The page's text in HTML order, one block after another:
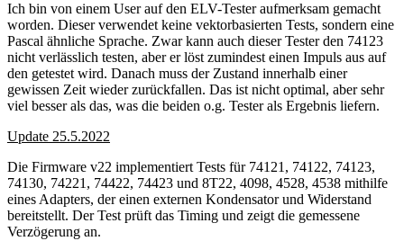
Ich bin von einem User auf den ELV-Tester aufmerksam gemacht
worden. Dieser verwendet keine vektorbasierten Tests, sondern eine
Pascal ähnliche Sprache. Zwar kann auch dieser Tester den 74123
nicht verlässlich testen, aber er löst zumindest einen Impuls aus auf
den getestet wird. Danach muss der Zustand innerhalb einer
gewissen Zeit wieder zurückfallen. Das ist nicht optimal, aber sehr
viel besser als das, was die beiden o.g. Tester als Ergebnis liefern.
Update 25.5.2022
Die Firmware v22 implementiert Tests für 74121, 74122, 74123,
74130, 74221, 74422, 74423 und 8T22, 4098, 4528, 4538 mithilfe
eines Adapters, der einen externen Kondensator und Widerstand
bereitstellt. Der Test prüft das Timing und zeigt die gemessene
Verzögerung an.